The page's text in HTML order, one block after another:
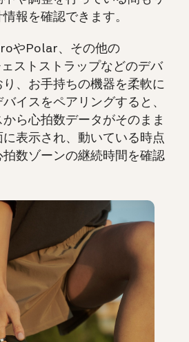
情報を確認できます。
やPolar、その他の
ストストラップなどのデバ
、お手持ちの機器を柔軟に
イスをペアリングすると、
ら心拍数データがそのまま
表示され、動いている時点
数ゾーンの継続時間を確認